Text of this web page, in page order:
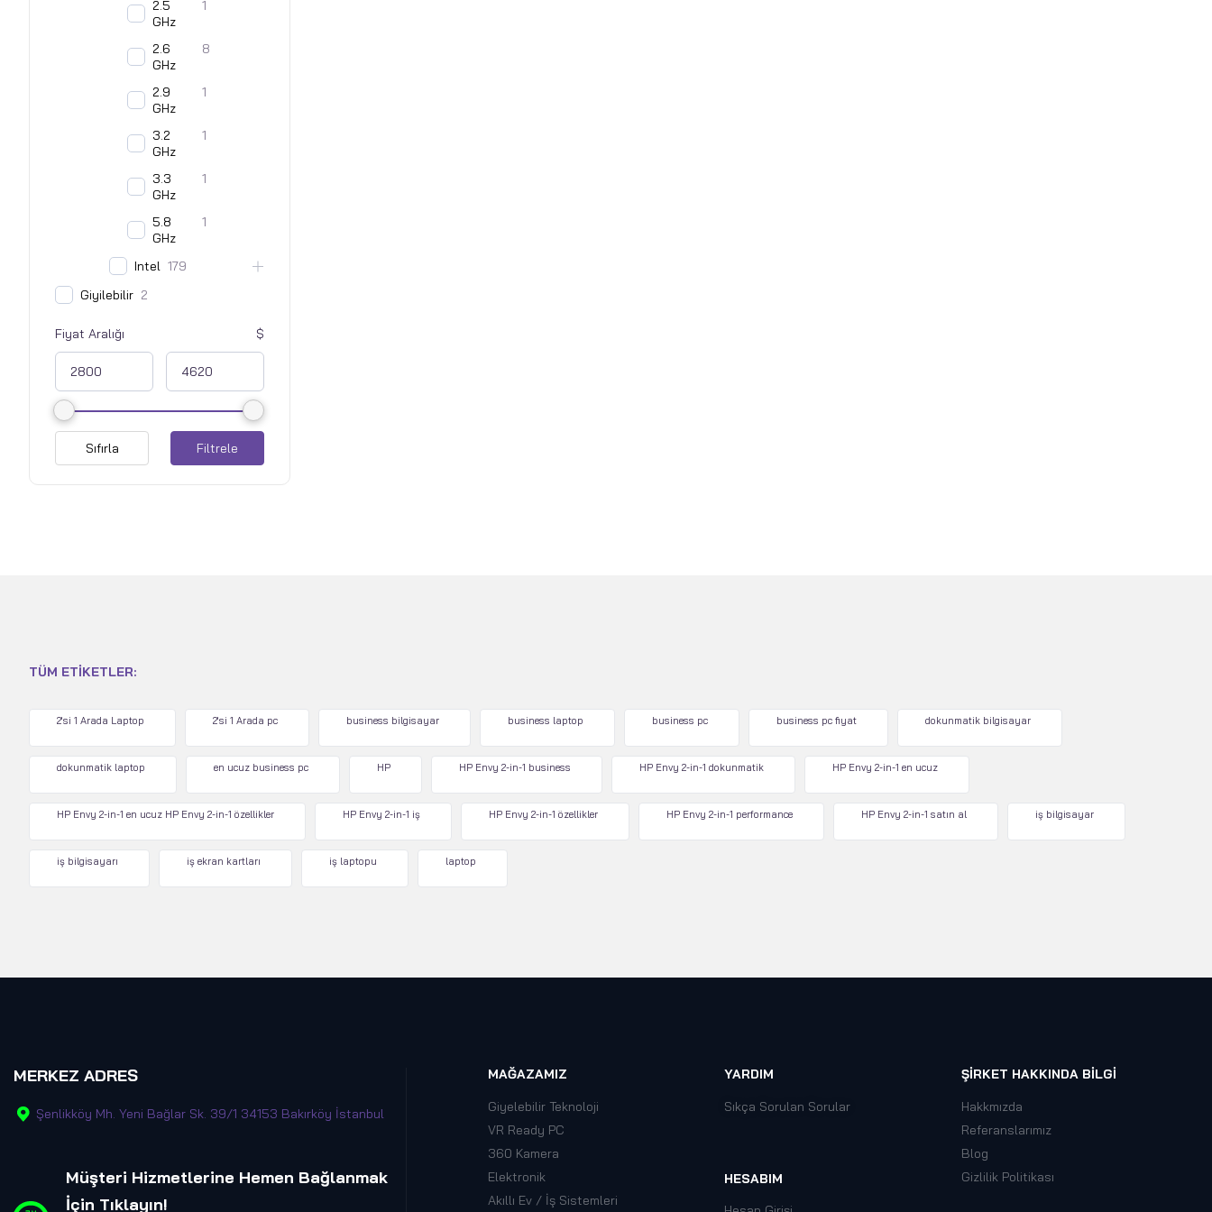
2.5
GHz
1
2.6
GHz
8
2.9
GHz
1
3.2
GHz
1
3.3
GHz
1
5.8
GHz
1
Intel 179
Giyilebilir 2
Fiyat Aralığı
Filtrele
Sıfırla
TÜM ETIKETLER:
2'si 1 Arada Laptop 2'si 1 Arada pc business bilgisayar business laptop business pc business pc fiyat dokunmatik bilgisayar
dokunmatik laptop en ucuz business pc HP HP Envy 2-in-1 business HP Envy 2-in-1 dokunmatik HP Envy 2-in-1 en ucuz
HP Envy 2-in-1 en ucuz HP Envy 2-in-1 özellikler HP Envy 2-in-1 iş HP Envy 2-in-1 özellikler HP Envy 2-in-1 performance HP Envy 2-in-1 satın al iş bilgisayar
iş bilgisayarı iş ekran kartları iş laptopu laptop
MERKEZ ADRES
Şenlikköy Mh. Yeni Bağlar Sk. 39/1 34153 Bakırköy İstanbul
Müşteri Hizmetlerine Hemen Bağlanmak
İçin Tıklayın!
MAĞAZAMIZ
Giyelebilir Teknoloji
VR Ready PC
360 Kamera
Elektronik
Akıllı Ev / İş Sistemleri
YARDIM
Sıkça Sorulan Sorular
HESABIM
ŞIRKET HAKKINDA BILGI
Hakkmızda
Referanslarımız
Blog
Gizlilik Politikası